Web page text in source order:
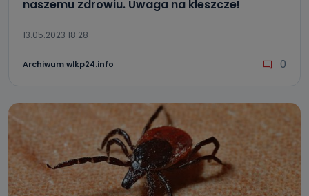
naszemu zdrowiu. Uwaga na kleszcze!
13.05.2023 18:28
Archiwum wlkp24.info 0